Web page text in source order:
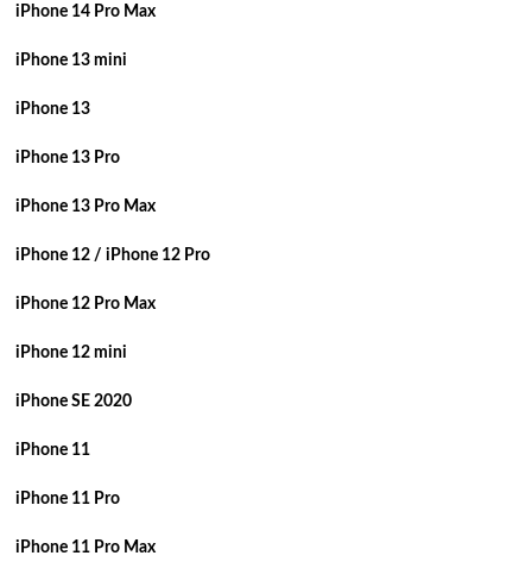
iPhone 14 Pro Max
iPhone 13 mini
iPhone 13
iPhone 13 Pro
iPhone 13 Pro Max
iPhone 12 / iPhone 12 Pro
iPhone 12 Pro Max
iPhone 12 mini
iPhone SE 2020
iPhone 11
iPhone 11 Pro
iPhone 11 Pro Max